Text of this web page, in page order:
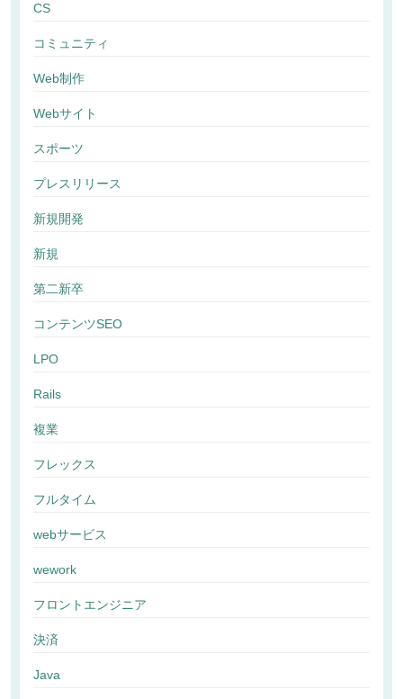
CS
コミュニティ
Web制作
Webサイト
スポーツ
プレスリリース
新規開発
新規
第二新卒
コンテンツSEO
LPO
Rails
複業
フレックス
フルタイム
webサービス
wework
フロントエンジニア
決済
Java